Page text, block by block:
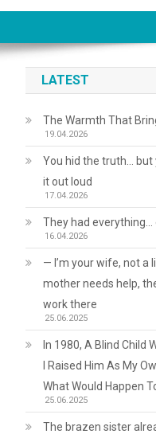
LATEST
The Warmth That
19.04.2026
You hid the truth… but
it out loud
17.04.2026
They had everything…
16.04.2026
— I’m your wife, not a
mother needs help,
work there
25.06.2025
In 1980, A Blind Child
I Raised Him As My
What Would Happen
25.06.2025
The brazen sister